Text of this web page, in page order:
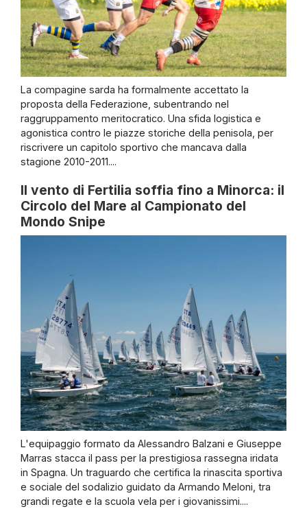
La compagine sarda ha formalmente accettato la
proposta della Federazione, subentrando nel
raggruppamento meritocratico. Una sfida logistica e
agonistica contro le piazze storiche della penisola, per
riscrivere un capitolo sportivo che mancava dalla
stagione 2010-2011....
Il vento di Fertilia soffia fino a Minorca: il
Circolo del Mare al Campionato del
Mondo Snipe
L'equipaggio formato da Alessandro Balzani e Giuseppe
Marras stacca il pass per la prestigiosa rassegna iridata
in Spagna. Un traguardo che certifica la rinascita sportiva
e sociale del sodalizio guidato da Armando Meloni, tra
grandi regate e la scuola vela per i giovanissimi....